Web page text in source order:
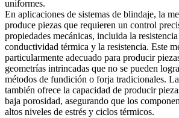
uniformes.
En aplicaciones de sistemas de blindaje, la
produce piezas que requieren un control
propiedades mecánicas, incluida la resistencia
conductividad térmica y la resistencia. Este
particularmente adecuado para producir
geometrías intrincadas que no se pueden
métodos de fundición o forja tradicionales.
también ofrece la capacidad de producir
baja porosidad, asegurando que los
altos niveles de estrés y ciclos térmicos.